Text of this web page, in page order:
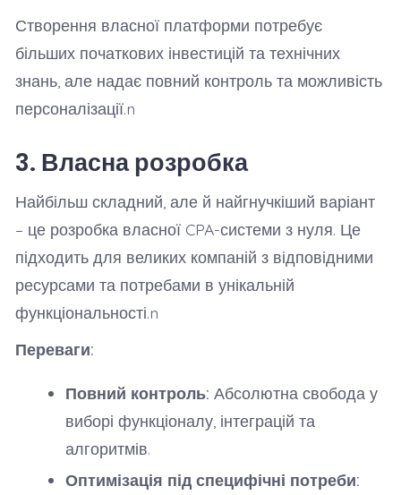
Створення власної платформи потребує
більших початкових інвестицій та технічних
знань, але надає повний контроль та можливість
персоналізації.n
3. Власна розробка
Найбільш складний, але й найгнучкіший варіант
– це розробка власної CPA-системи з нуля. Це
підходить для великих компаній з відповідними
ресурсами та потребами в унікальній
функціональності.n
Переваги:
Повний контроль: Абсолютна свобода у
виборі функціоналу, інтеграцій та
алгоритмів.
Оптимізація під специфічні потреби: